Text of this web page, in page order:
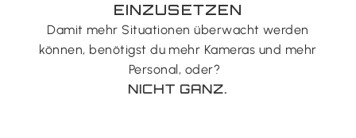
EINZUSETZEN
Damit mehr Situationen überwacht werden
können, benötigst du mehr Kameras und mehr
Personal, oder?
NICHT GANZ.